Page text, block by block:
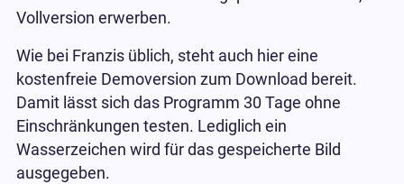
Vollversion erwerben.
Wie bei Franzis üblich, steht auch hier eine
kostenfreie Demoversion zum Download bereit.
Damit lässt sich das Programm 30 Tage ohne
Einschränkungen testen. Lediglich ein
Wasserzeichen wird für das gespeicherte Bild
ausgegeben.